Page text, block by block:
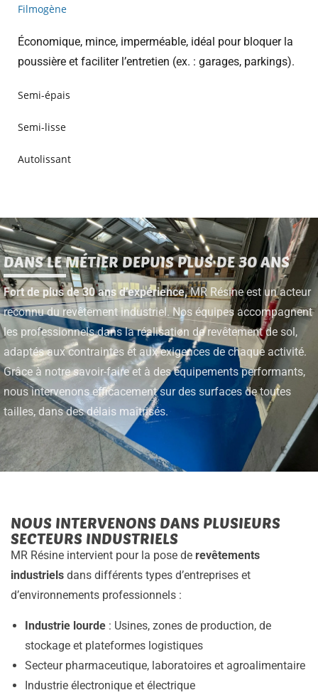
Filmogène
Économique, mince, imperméable, idéal pour bloquer la
poussière et faciliter l’entretien (ex. : garages, parkings).
Semi-épais
Semi-lisse
Autolissant
DANS LE MÉTIER DEPUIS PLUS DE 30 ANS
Fort de plus de 30 ans d’expérience,MR Résine est un acteur
reconnu du revêtement industriel. Nos équipes accompagnent
les professionnels dans la réalisation de revêtement de sol,
adaptés aux contraintes et aux exigences de chaque activité.
Grâce à notre savoir-faire et à des équipements performants,
nous intervenons efficacement sur des surfaces de toutes
tailles, dans des délais maîtrisés.
NOUS INTERVENONS DANS PLUSIEURS
SECTEURS INDUSTRIELS
MR Résine intervient pour la pose de revêtements
industriels dans différents types d’entreprises et
d’environnements professionnels :
Industrie lourde : Usines, zones de production, de
stockage et plateformes logistiques
Secteur pharmaceutique, laboratoires et agroalimentaire
Industrie électronique et électrique